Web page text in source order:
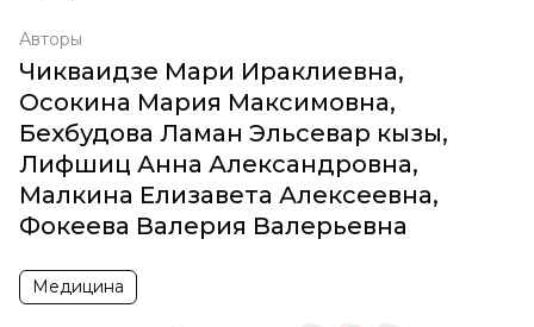
Авторы
Чикваидзе Мари Ираклиевна,
Осокина Мария Максимовна,
Бехбудова Ламан Эльсевар кызы,
Лифшиц Анна Александровна,
Малкина Елизавета Алексеевна,
Фокеева Валерия Валерьевна
Медицина